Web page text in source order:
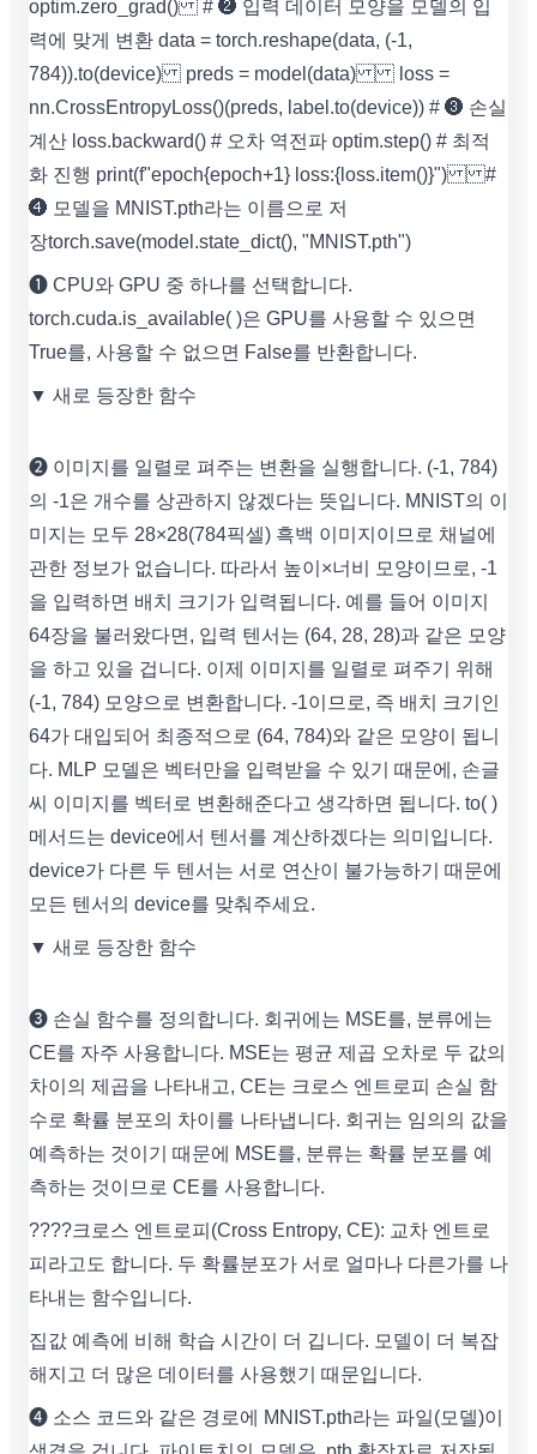
optim.zero_grad() # ❷ 입력 데이터 모양을 모델의 입
력에 맞게 변환 data = torch.reshape(data, (-1,
784)).to(device) preds = model(data) loss =
nn.CrossEntropyLoss()(preds, label.to(device)) # ❸ 손실
계산 loss.backward() # 오차 역전파 optim.step() # 최적
화 진행 print(f"epoch{epoch+1} loss:{loss.item()}") #
❹ 모델을 MNIST.pth라는 이름으로 저
장 torch.save(model.state_dict(), "MNIST.pth")
❶ CPU와 GPU 중 하나를 선택합니다.
torch.cuda.is_available( )은 GPU를 사용할 수 있으면
True를, 사용할 수 없으면 False를 반환합니다.
▼ 새로 등장한 함수
❷ 이미지를 일렬로 펴주는 변환을 실행합니다. (-1, 784)
의 -1은 개수를 상관하지 않겠다는 뜻입니다. MNIST의 이
미지는 모두 28×28(784픽셀) 흑백 이미지이므로 채널에
관한 정보가 없습니다. 따라서 높이×너비 모양이므로, -1
을 입력하면 배치 크기가 입력됩니다. 예를 들어 이미지
64장을 불러왔다면, 입력 텐서는 (64, 28, 28)과 같은 모양
을 하고 있을 겁니다. 이제 이미지를 일렬로 펴주기 위해
(-1, 784) 모양으로 변환합니다. -1이므로, 즉 배치 크기인
64가 대입되어 최종적으로 (64, 784)와 같은 모양이 됩니
다. MLP 모델은 벡터만을 입력받을 수 있기 때문에, 손글
씨 이미지를 벡터로 변환해준다고 생각하면 됩니다. to( )
메서드는 device에서 텐서를 계산하겠다는 의미입니다.
device가 다른 두 텐서는 서로 연산이 불가능하기 때문에
모든 텐서의 device를 맞춰주세요.
▼ 새로 등장한 함수
❸ 손실 함수를 정의합니다. 회귀에는 MSE를, 분류에는
CE를 자주 사용합니다. MSE는 평균 제곱 오차로 두 값의
차이의 제곱을 나타내고, CE는 크로스 엔트로피 손실 함
수로 확률 분포의 차이를 나타냅니다. 회귀는 임의의 값을
예측하는 것이기 때문에 MSE를, 분류는 확률 분포를 예
측하는 것이므로 CE를 사용합니다.
????크로스 엔트로피(Cross Entropy, CE): 교차 엔트로
피라고도 합니다. 두 확률분포가 서로 얼마나 다른가를 나
타내는 함수입니다.
집값 예측에 비해 학습 시간이 더 깁니다. 모델이 더 복잡
해지고 더 많은 데이터를 사용했기 때문입니다.
❹ 소스 코드와 같은 경로에 MNIST.pth라는 파일(모델)이